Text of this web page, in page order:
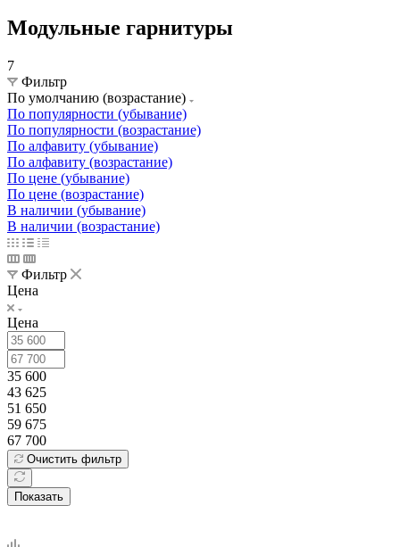
Модульные гарнитуры
7
Фильтр
По умолчанию (возрастание)
По популярности (убывание)
По популярности (возрастание)
По алфавиту (убывание)
По алфавиту (возрастание)
По цене (убывание)
По цене (возрастание)
В наличии (убывание)
В наличии (возрастание)
Фильтр
Цена
Цена
35 600
43 625
51 650
59 675
67 700
Очистить фильтр
Показать